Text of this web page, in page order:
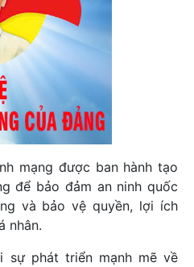
mạng được ban hành tạo
để bảo đảm an ninh quốc
và bảo vệ quyền, lợi ích
nhân.
sự phát triển mạnh mẽ về